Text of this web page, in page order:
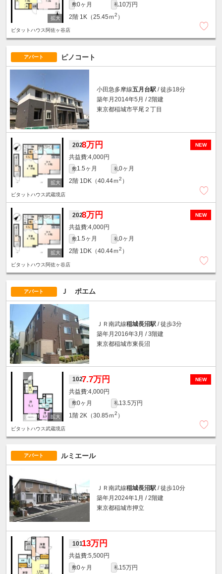
敷0ヶ月 礼10万円
2階 1K（25.45ｍ2 ）
ピタットハウス阿佐ヶ谷店
アパート ピノコート
小田急多摩線五月台駅 / 徒歩18分
築年月2014年5月 / 2階建
東京都稲城市平尾２丁目
NEW
2028万円
4,000円
敷1.5ヶ月 礼0ヶ月
2階 1DK（40.44ｍ2 ）
ピタットハウス武蔵境店
NEW
2028万円
4,000円
敷1.5ヶ月 礼0ヶ月
2階 1DK（40.44ｍ2 ）
ピタットハウス阿佐ヶ谷店
アパート Ｊ ポエム
ＪＲ南武線稲城長沼駅 / 徒歩3分
築年月2016年3月 / 3階建
東京都稲城市東長沼
NEW
1027.7万円
4,000円
敷0ヶ月 礼13.5万円
1階 2K（30.85ｍ2 ）
ピタットハウス武蔵境店
アパート ルミエール
ＪＲ南武線稲城長沼駅 / 徒歩10分
築年月2024年1月 / 2階建
東京都稲城市押立
10113万円
5,500円
敷0ヶ月 礼15万円